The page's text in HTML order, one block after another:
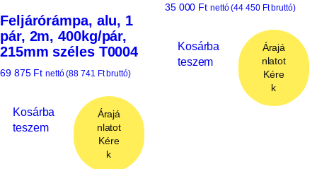
Feljárórámpa, alu, 1
pár, 2m, 400kg/pár,
215mm széles T0004
69 875 Ft nettó (88 741 Ftbruttó)
Kosárba
teszem
Árajá
nlatot
Kére
k
35 000 Ft nettó (44 450 Ftbruttó)
Kosárba
teszem
Árajá
nlatot
Kére
k